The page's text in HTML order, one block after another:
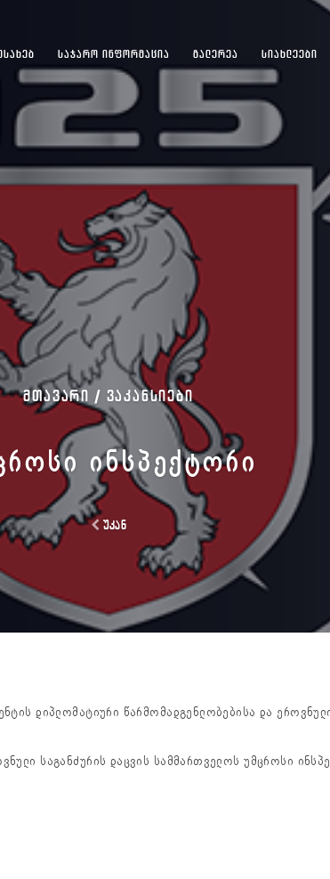
ᲡᲐᲯᲐᲠᲝ ᲘᲜᲤᲝᲠᲛᲐᲪᲘᲐ ᲒᲐᲚᲔᲠᲔᲐ ᲡᲘᲐᲮᲚᲔᲔᲑᲘ
ᲛᲗᲐᲕᲐᲠᲘ / ᲕᲐᲙᲐᲜᲡᲘᲔᲑᲘ
ᲘᲜᲡᲞᲔᲥᲢᲝᲠᲘ
უკან
დიპლომატიური წარმომადგენლობებისა და
საგანძურის დაცვის სამმართველოს უმცროსი